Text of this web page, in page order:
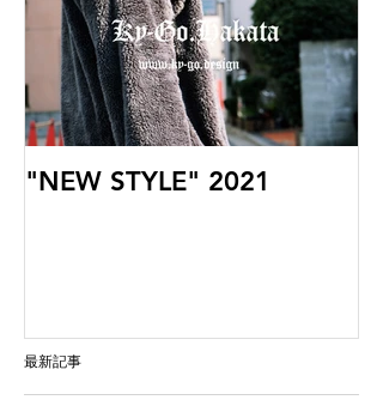
"NEW STYLE" 2021
最新記事